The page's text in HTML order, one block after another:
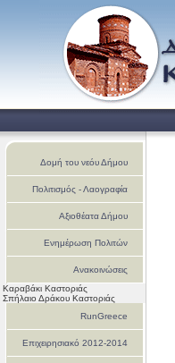
Δομή του νεόυ Δήμου
Πολιτισμός - Λαογραφία
Αξιοθέατα Δήμου
Ενημέρωση Πολιτών
Ανακοινώσεις
Καραβάκι Καστοριάς
Σπήλαιο Δράκου Καστοριάς
RunGreece
Επιχειρησιακό 2012-2014